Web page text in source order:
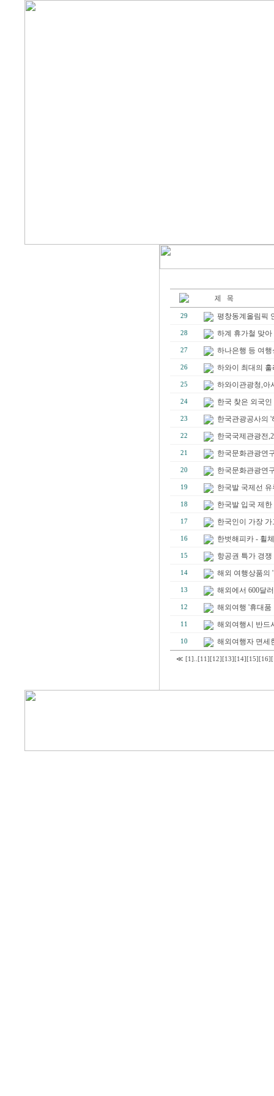
29 평창동계올림픽
28 하계 휴가철 맞
27 하나은행 등 여
26 하와이 최대의
25 하와이관광청,아
24 한국 찾은 외국
23 한국관광공사의
22 한국국제관광전
21 한국문화관광연
20 한국문화관광연
19 한국발 국제선
18 한국발 입국 제
17 한국인이 가장
16 한벗해피카 - 휠
15 항공권 특가 경
14 해외 여행상품의
13 해외에서 600달
12 해외여행 '휴대품
11 해외여행시 반드
10 해외여행자 면세
≪ [1] [11] [12] [13] [14] [15] [16]